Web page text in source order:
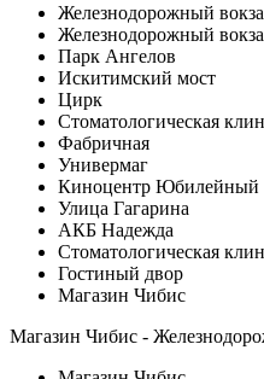
Железнодорожный
Железнодорожный
Парк Ангелов
Искитимский мост
Цирк
Стоматологическая
Фабричная
Универмаг
Киноцентр Юбилейный
Улица Гагарина
АКБ Надежда
Стоматологическая
Гостиный двор
Магазин Чибис
Магазин Чибис -